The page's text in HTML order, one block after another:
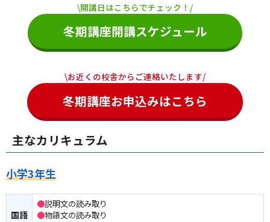
\開講日はこちらでチェック！/
冬期講座開講スケジュール
\お近くの校舎からご連絡いたします/
冬期講座お申込みはこちら
主なカリキュラム
小学3年生
国語
●説明文の読み取り
●物語文の読み取り